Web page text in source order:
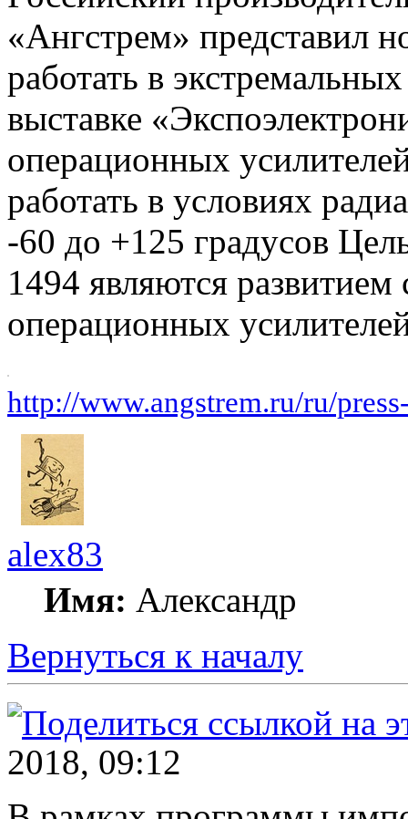
«Ангстрем» представил
работать в
выставке
операционных
работать в условиях
-60 до +125 градусов
1494 являются
операционных
http://www.angstrem.ru/ru/
alex83
Имя: Александр
Вернуться к началу
2018, 09:12